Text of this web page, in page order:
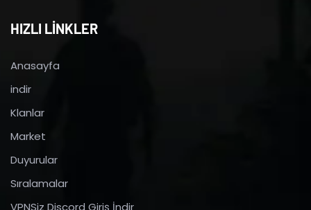
HIZLI LİNKLER
Anasayfa
indir
Klanlar
Market
Duyurular
Sıralamalar
VPNSiz Discord Giriş İndir